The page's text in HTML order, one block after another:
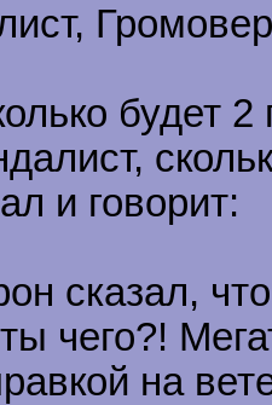
будет
и говорит:
сказал,
чего?!
на